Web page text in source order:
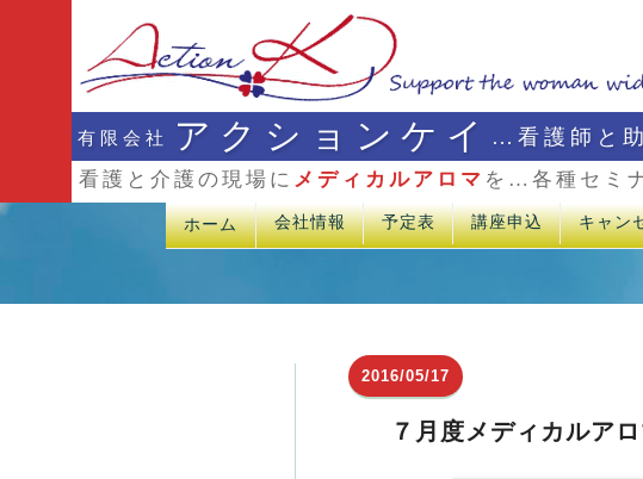
有限会社 アクションケイ …看護師と
看護と介護の現場に メディカルアロマ を…各種セミ
ホーム 会社情報 予定表 講座申込 キャン
2016/05/17
７月度メディカルア